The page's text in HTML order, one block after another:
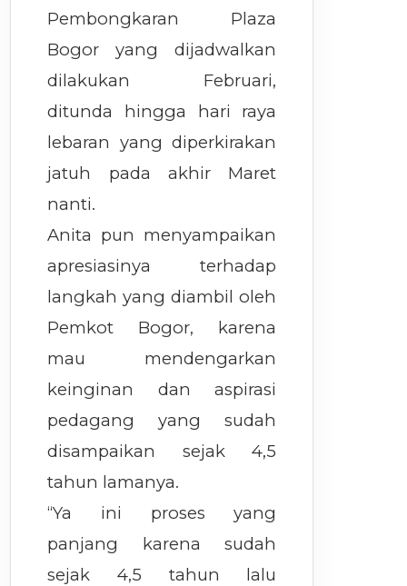
Pembongkaran Plaza
Bogor yang dijadwalkan
dilakukan Februari,
ditunda hingga hari raya
lebaran yang diperkirakan
jatuh pada akhir Maret
nanti.
Anita pun menyampaikan
apresiasinya terhadap
langkah yang diambil oleh
Pemkot Bogor, karena
mau mendengarkan
keinginan dan aspirasi
pedagang yang sudah
disampaikan sejak 4,5
tahun lamanya.
“Ya ini proses yang
panjang karena sudah
sejak 4,5 tahun lalu